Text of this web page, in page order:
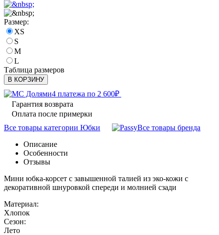
Размер:
XS
S
M
L
Таблица размеров
В КОРЗИНУ
4 платежа по 2 600₽
Гарантия возврата
Оплата после примерки
Все товары категории Юбки
Все товары бренда
Описание
Особенности
Отзывы
Мини юбка-корсет с завышенной талией из эко-кожи с
декоративной шнуровкой спереди и молнией сзади
Материал:
Хлопок
Сезон:
Лето